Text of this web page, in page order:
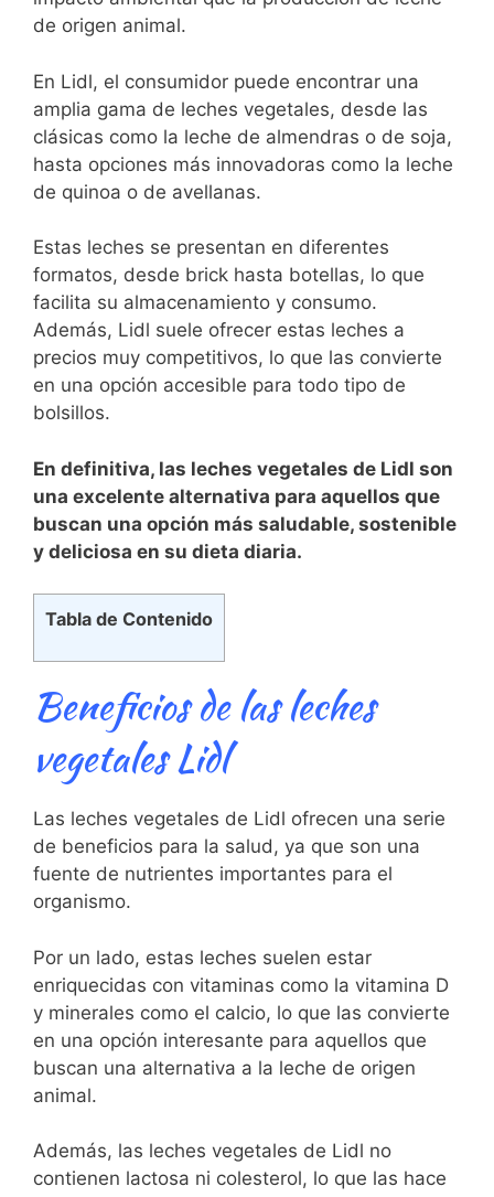
de origen animal.
En Lidl, el consumidor puede encontrar una
amplia gama⁣ de leches vegetales, desde las
clásicas⁤ como la⁢ leche de almendras o ‌de soja,
hasta opciones más innovadoras como la leche
de quinoa o de avellanas.
Estas leches se presentan en diferentes
formatos, desde brick hasta botellas, lo que
facilita su almacenamiento y consumo.
Además, Lidl suele ⁣ofrecer‌ estas leches a
precios muy competitivos, lo ⁣que las convierte
en una opción accesible para‍ todo tipo ‍de
bolsillos.
En ‍definitiva, ⁣las leches vegetales de Lidl⁣ son
una excelente alternativa para ‍aquellos ⁢que
buscan⁣ una opción más‍ saludable, sostenible
y deliciosa en su dieta diaria.
Tabla de Contenido
Beneficios de​ las leches
vegetales Lidl
Las leches vegetales de Lidl ⁤ofrecen una ⁣serie
de beneficios para la salud,⁣ ya ‍que son una
fuente de nutrientes importantes para ⁢el
organismo.
Por un lado,⁣ estas leches suelen estar
enriquecidas con vitaminas como la vitamina ⁤D
y minerales ‍como el calcio, lo que las convierte
en ‌una opción interesante para⁤ aquellos⁣ que
buscan una alternativa a la leche de origen
animal.
Además, las leches vegetales ​de Lidl no
contienen lactosa ⁣ni colesterol, lo ‌que las‍ hace